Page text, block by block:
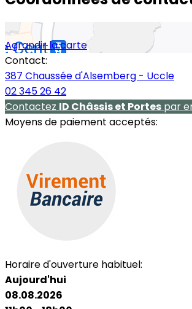
Agrandir la carte
Contact:
387 Chaussée d'Alsemberg - Uccle
02 345 26 42
Contactez ID Châssis et Portes par
Moyens de paiement acceptés:
Horaire d'ouverture habituel:
Aujourd'hui
08.08.2026